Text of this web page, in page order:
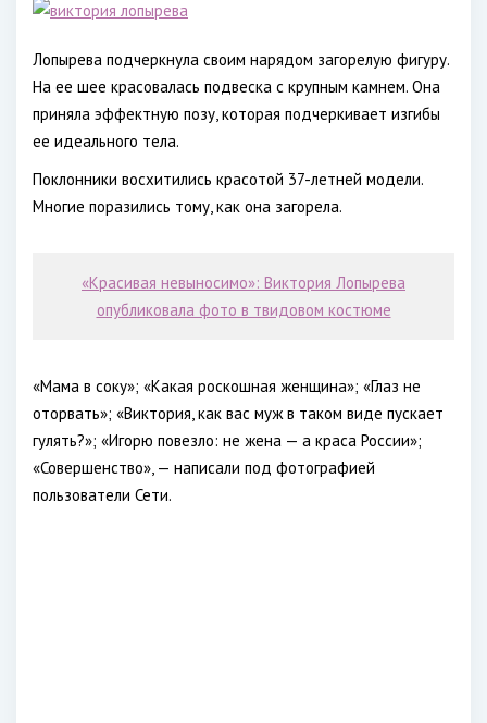
Лопырева подчеркнула своим нарядом загорелую фигуру.
На ее шее красовалась подвеска с крупным камнем. Она
приняла эффектную позу, которая подчеркивает изгибы
ее идеального тела.
Поклонники восхитились красотой 37-летней модели.
Многие поразились тому, как она загорела.
«Красивая невыносимо»: Виктория Лопырева
опубликовала фото в твидовом костюме
«Мама в соку»; «Какая роскошная женщина»; «Глаз не
оторвать»; «Виктория, как вас муж в таком виде пускает
гулять?»; «Игорю повезло: не жена — а краса России»;
«Совершенство», — написали под фотографией
пользователи Сети.